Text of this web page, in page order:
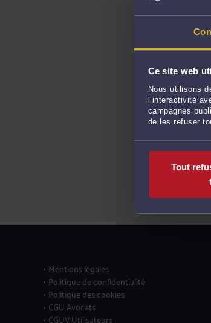
Ce site web
Nous utilisons
l’interactivité
campagnes
de les refuser
Tout
Mentions légales
Politique de confidentialité
Politique des cookies
CGU Avocats
CGUV Utilisateurs